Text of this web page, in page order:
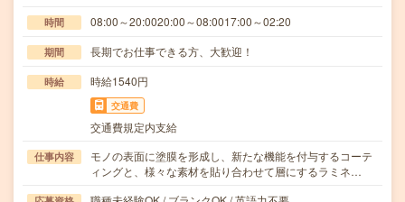
時間 08:00～20:0020:00～08:0017:00～02:20
期間 長期でお仕事できる方、大歓迎！
時給 時給1540円
交通費
交通費規定内支給
仕事内容
モノの表面に塗膜を形成し、新たな機能を付与するコーテ
ィングと、様々な素材を貼り合わせて層にするラミネ…